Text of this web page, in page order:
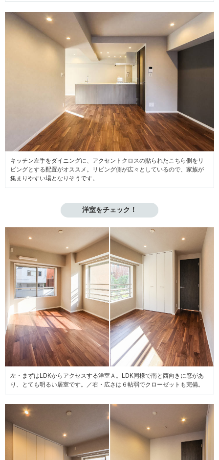
キッチン左手をダイニングに、アクセントクロスの貼られたこちら側をリ
ビングとする配置がオススメ。リビング側が広々としているので、家族が
集まりやすい場となりそうです。
洋室をチェック！
左・まずはLDKからアクセスする洋室Ａ。LDK同様で南と西向きに窓があ
り、とても明るい居室です。／右・広さは６帖弱でクローゼットも完備。